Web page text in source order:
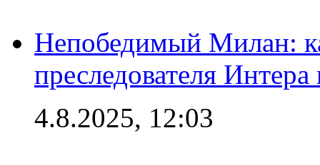
Непобедимый Милан:
преследователя
4.8.2025, 12:03